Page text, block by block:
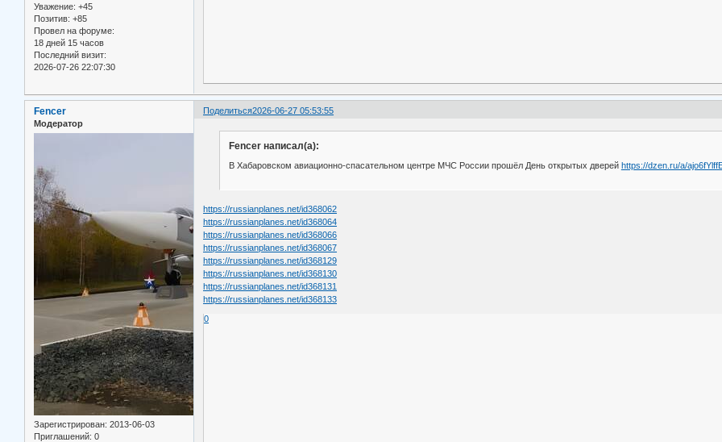
Уважение: +45
Позитив: +85
Провел на форуме:
18 дней 15 часов
Последний визит:
2026-07-26 22:07:30
Поделиться2026-06-27 05:53:55
Fencer
Модератор
Зарегистрирован: 2013-06-03
Приглашений: 0
Fencer написал(а):
В Хабаровском авиационно-спасательном центре МЧС России прошёл День открытых дверей https://dzen.ru/a/
https://russianplanes.net/id368062
https://russianplanes.net/id368064
https://russianplanes.net/id368066
https://russianplanes.net/id368067
https://russianplanes.net/id368129
https://russianplanes.net/id368130
https://russianplanes.net/id368131
https://russianplanes.net/id368133
0